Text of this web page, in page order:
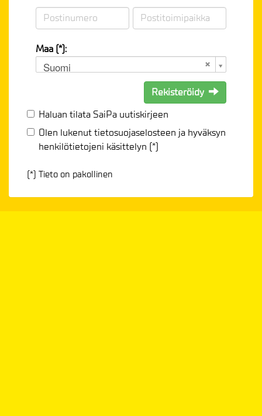
Maa (*):
Suomi
Rekisteröidy
Haluan tilata SaiPa uutiskirjeen
Olen lukenuttietosuojaselosteen ja hyväksyn
henkilötietojeni käsittelyn (*)
(*) Tieto on pakollinen